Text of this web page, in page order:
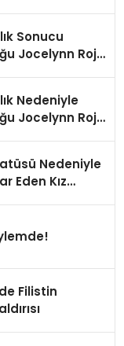
Sonucu
Jocelynn Rojo
Nedeniyle
Jocelynn Rojo
Nedeniyle
Eden Kız
Filistin